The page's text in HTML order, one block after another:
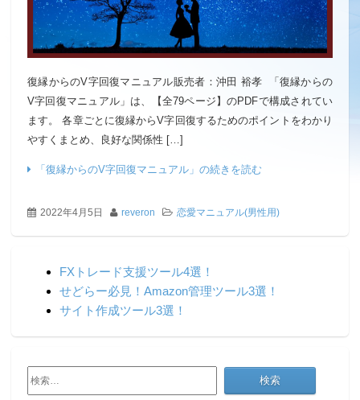
復縁からのV字回復マニュアル販売者：沖田 裕孝 「復縁からの
V字回復マニュアル」は、【全79ページ】のPDFで構成されてい
ます。 各章ごとに復縁からV字回復するためのポイントをわかり
やすくまとめ、良好な関係性 […]
「復縁からのV字回復マニュアル」の続きを読む
2022年4月5日 reveron 恋愛マニュアル(男性用)
FXトレード支援ツール4選！
せどらー必見！Amazon管理ツール3選！
サイト作成ツール3選！
検
索: